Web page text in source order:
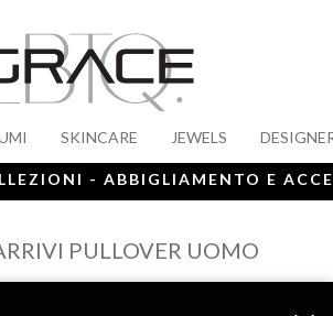
SKINCARE JEWELS
- ABBIGLIAMENTO E
PULLOVER UOMO